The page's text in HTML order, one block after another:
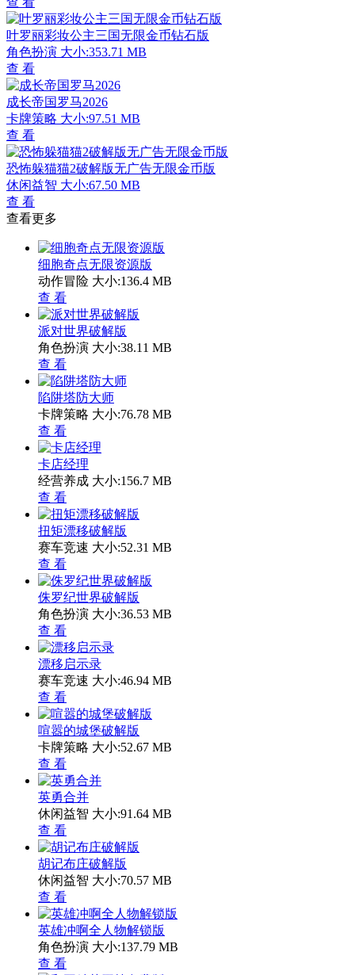
叶罗丽彩妆公主三国无限金币钻石版
角色扮演 大小:353.71 MB
查 看
成长帝国罗马2026
卡牌策略 大小:97.51 MB
查 看
恐怖躲猫猫2破解版无广告无限金币版
休闲益智 大小:67.50 MB
查 看
查看更多
细胞奇点无限资源版
动作冒险 大小:136.4 MB
查 看
派对世界破解版
角色扮演 大小:38.11 MB
查 看
陷阱塔防大师
卡牌策略 大小:76.78 MB
查 看
卡店经理
经营养成 大小:156.7 MB
查 看
扭矩漂移破解版
赛车竞速 大小:52.31 MB
查 看
侏罗纪世界破解版
角色扮演 大小:36.53 MB
查 看
漂移启示录
赛车竞速 大小:46.94 MB
查 看
喧嚣的城堡破解版
卡牌策略 大小:52.67 MB
查 看
英勇合并
休闲益智 大小:91.64 MB
查 看
胡记布庄破解版
休闲益智 大小:70.57 MB
查 看
英雄冲啊全人物解锁版
角色扮演 大小:137.79 MB
查 看